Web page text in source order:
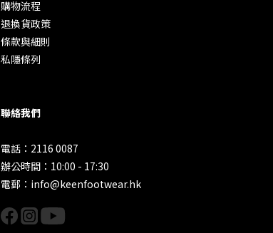
購物流程
退換貨政策
條款與細則
私隱條列
聯絡我們
電話：2116 0087
辦公時間：10:00 - 17:30
電郵：info@keenfootwear.hk